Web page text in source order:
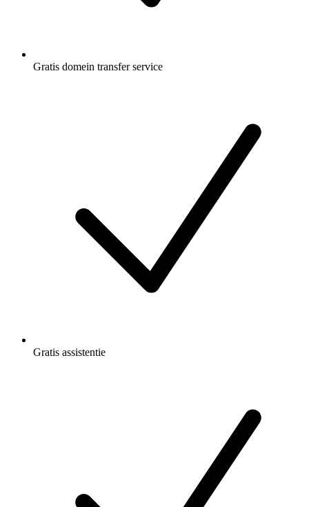
Gratis domein transfer service
Gratis assistentie